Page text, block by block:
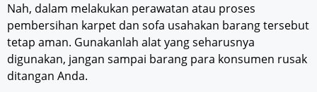
Nah, dalam melakukan perawatan atau proses
pembersihan karpet dan sofa usahakan barang tersebut
tetap aman. Gunakanlah alat yang seharusnya
digunakan, jangan sampai barang para konsumen rusak
ditangan Anda.